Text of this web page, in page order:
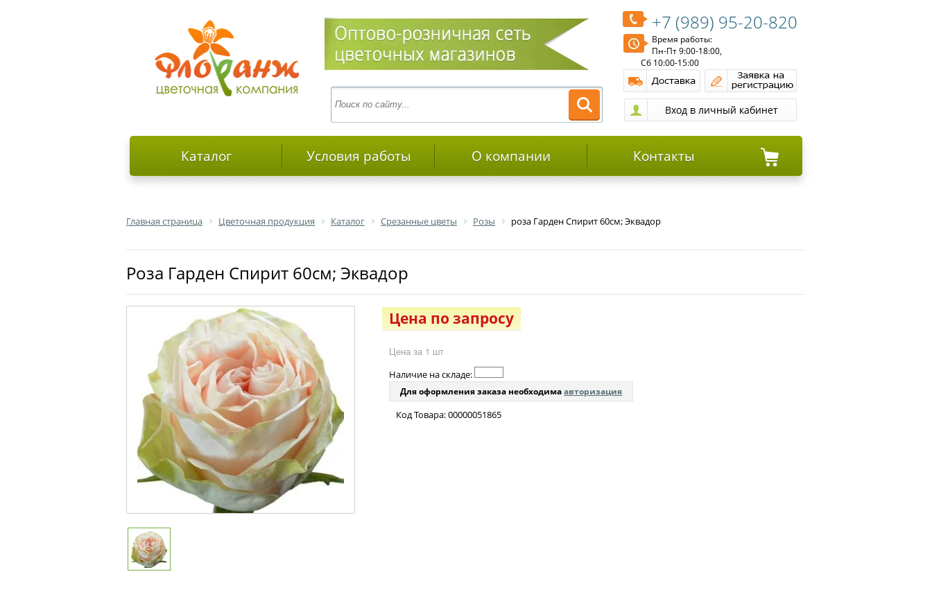
+7 (989) 95-20-820
Время работы:
Пн-Пт 9:00-18:00,
Сб 10:00-15:00
Каталог Условия работы О компании Контакты
Главная страница Цветочная продукция Каталог Срезанные цветы Розы роза Гарден Спирит 60см; Эквадор
роза Гарден Спирит 60см; Эквадор
Цена по запросу
Цена за 1 шт
Наличие на складе:
Для оформления заказа необходимаавторизация
Код Товара: 00000051865